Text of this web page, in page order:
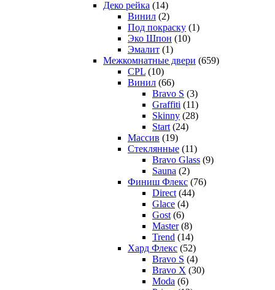
Деко рейка (14)
Винил (2)
Под покраску (1)
Эко Шпон (10)
Эмалит (1)
Межкомнатные двери (659)
CPL (10)
Винил (66)
Bravo S (3)
Graffiti (11)
Skinny (28)
Start (24)
Массив (19)
Стеклянные (11)
Bravo Glass (9)
Sauna (2)
Финиш Флекс (76)
Direct (44)
Glace (4)
Gost (6)
Master (8)
Trend (14)
Хард Флекс (52)
Bravo S (4)
Bravo X (30)
Moda (6)